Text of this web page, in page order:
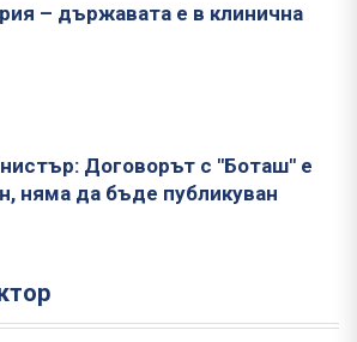
– държавата е в клинична
Договорът с "Боташ" е
няма да бъде публикуван